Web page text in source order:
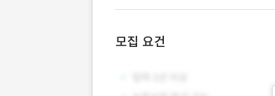
모집 요건